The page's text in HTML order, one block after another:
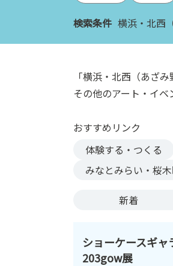
へ
検索条件 横浜・北西
「横浜・北西（あざ
その他のアート・イベ
おすすめリンク
体験する・つくる
みなとみらい・桜
新着
ショーケースギャ
203gow展